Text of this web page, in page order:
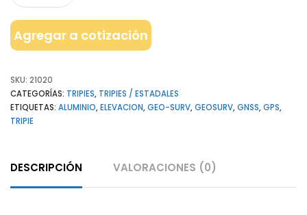
Agregar a cotización
SKU: 21020
CATEGORÍAS: TRIPIES, TRIPIES / ESTADALES
ETIQUETAS: ALUMINIO, ELEVACION, GEO-SURV, GEOSURV, GNSS, GPS,
TRIPIE
DESCRIPCIÓN VALORACIONES (0)